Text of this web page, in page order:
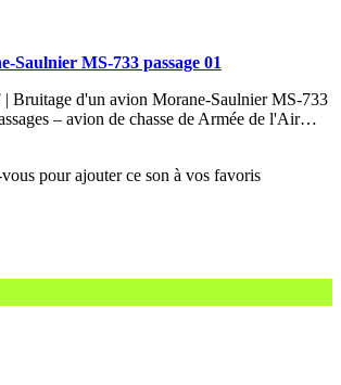
Saulnier MS-733 passage 01
Bruitage d'un avion Morane-Saulnier MS-733
– avion de chasse de Armée de l'Air…